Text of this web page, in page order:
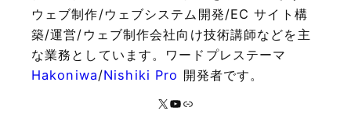
ウェブ制作/ウェブシステム開発/EC サイト構
築/運営/ウェブ制作会社向け技術講師などを主
な業務としています。ワードプレステーマ
Hakoniwa/Nishiki Pro 開発者です。
X YouTube
リンク